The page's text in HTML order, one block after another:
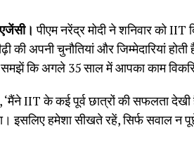
पीएम नरेंद्र मोदी ने शनिवार को
की अपनी चुनौतियां और जिम्मेदारियां
कि अगले 35 साल में आपका काम
‘मैंने IIT के कई पूर्व छात्रों की सफलता
इसलिए हमेशा सीखते रहें, सिर्फ सवाल